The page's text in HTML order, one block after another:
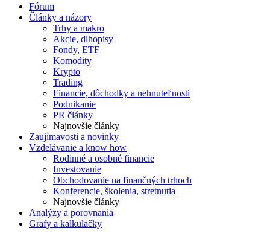
Fórum
Články a názory
Trhy a makro
Akcie, dlhopisy
Fondy, ETF
Komodity
Krypto
Trading
Financie, dôchodky a nehnuteľnosti
Podnikanie
PR články
Najnovšie články
Zaujímavosti a novinky
Vzdelávanie a know how
Rodinné a osobné financie
Investovanie
Obchodovanie na finančných trhoch
Konferencie, školenia, stretnutia
Najnovšie články
Analýzy a porovnania
Grafy a kalkulačky